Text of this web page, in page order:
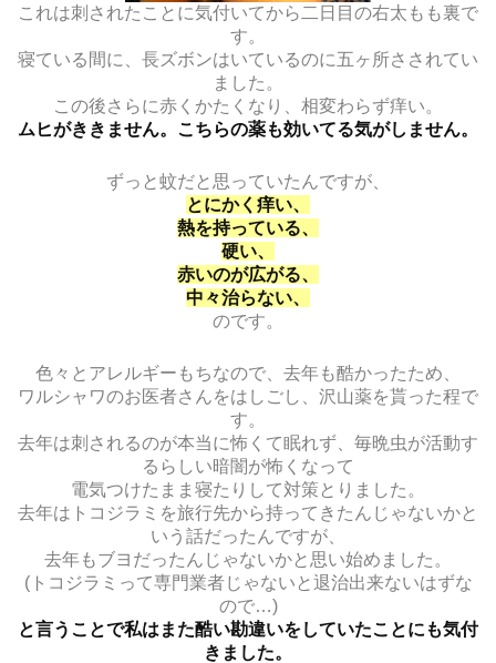
これは刺されたことに気付いてから二日目の右太もも裏で
す。
寝ている間に、長ズボンはいているのに五ヶ所さされてい
ました。
この後さらに赤くかたくなり、相変わらず痒い。
ムヒがききません。こちらの薬も効いてる気がしません。
ずっと蚊だと思っていたんですが、
とにかく痒い、
熱を持っている、
硬い、
赤いのが広がる、
中々治らない、
のです。
色々とアレルギーもちなので、去年も酷かったため、
ワルシャワのお医者さんをはしごし、沢山薬を貰った程で
す。
去年は刺されるのが本当に怖くて眠れず、毎晩虫が活動す
るらしい暗闇が怖くなって
電気つけたまま寝たりして対策とりました。
去年はトコジラミを旅行先から持ってきたんじゃないかと
いう話だったんですが、
去年もブヨだったんじゃないかと思い始めました。
(トコジラミって専門業者じゃないと退治出来ないはずな
ので…)
と言うことで私はまた酷い勘違いをしていたことにも気付
きました。